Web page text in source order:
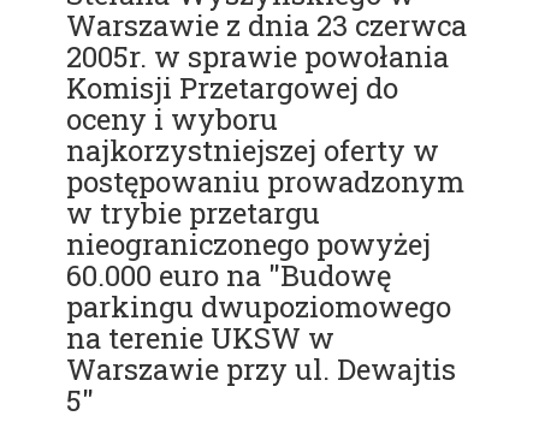
Warszawie z dnia 23 czerwca
2005r. w sprawie powołania
Komisji Przetargowej do
oceny i wyboru
najkorzystniejszej oferty w
postępowaniu prowadzonym
w trybie przetargu
nieograniczonego powyżej
60.000 euro na "Budowę
parkingu dwupoziomowego
na terenie UKSW w
Warszawie przy ul. Dewajtis
5"